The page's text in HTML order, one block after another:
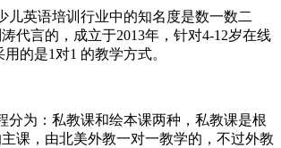
儿英语培训行业中的知名度是数一数二
代言的，成立于2013年，针对4-12岁在线
的是1对1 的教学方式。
分为：私教课和绘本课两种，私教课是根
课，由北美外教一对一教学的，不过外教